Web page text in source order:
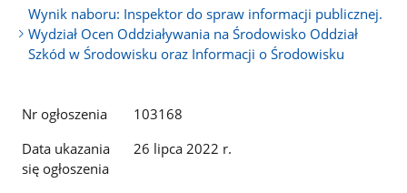
Wynik naboru: Inspektor do spraw informacji publicznej.
Wydział Ocen Oddziaływania na Środowisko Oddział
Szkód w Środowisku oraz Informacji o Środowisku
Nr ogłoszenia
103168
Data ukazania
się ogłoszenia
26 lipca 2022 r.